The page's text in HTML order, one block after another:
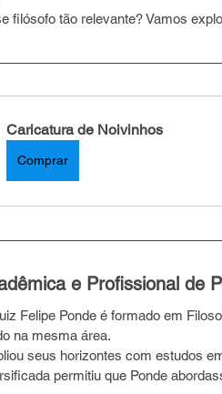
filósofo tão relevante? Vamos
Caricatura de Noivinhos
Comprar
e Profissional de
Felipe Ponde é formado em
na mesma área.
permitiu que Ponde